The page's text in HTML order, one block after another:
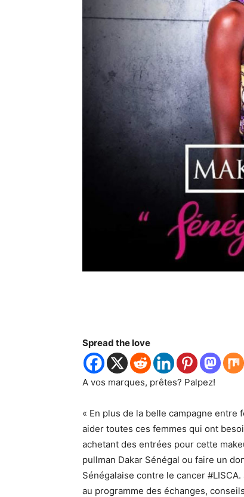
Spread the love
A vos marques, prêtes? Palpez!
« En plus de la belle campagne
aider toutes ces femmes qui ont
achetant des entrées pour cette
pullman Dakar Sénégal ou faire un
Sénégalaise contre le cancer
au programme des échanges,